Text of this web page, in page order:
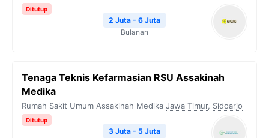
Ditutup
2 Juta - 6 Juta
Bulanan
Tenaga Teknis Kefarmasian RSU Assakinah
Medika
Rumah Sakit Umum Assakinah Medika Jawa Timur, Sidoarjo
Ditutup
3 Juta - 5 Juta